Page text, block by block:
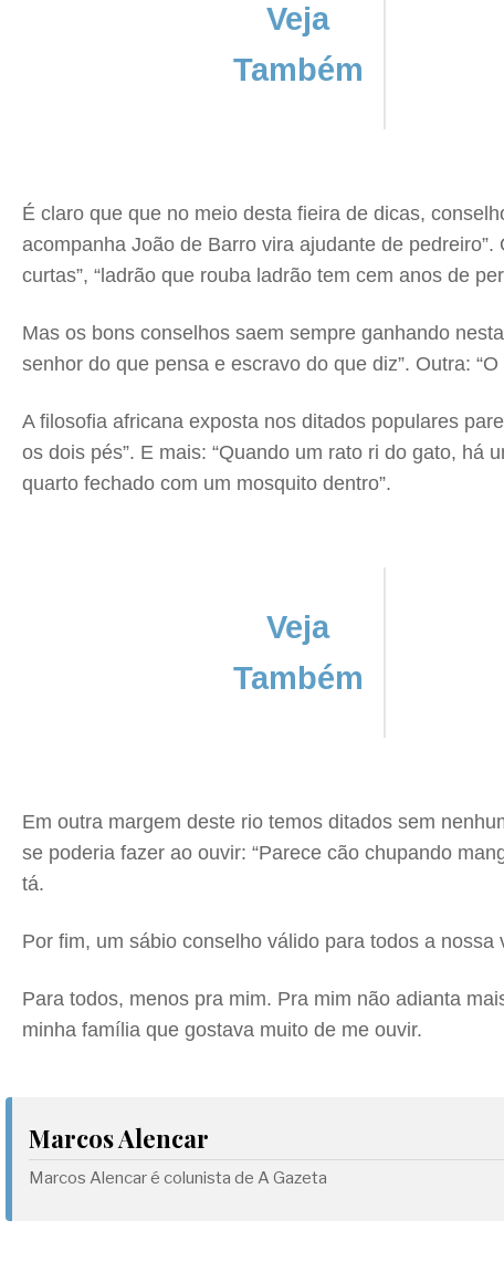
Veja
Também
É claro que que no meio desta fieira de dicas,
acompanha João de Barro vira ajudante de pedreiro”.
curtas”, “ladrão que rouba ladrão tem cem anos de
Mas os bons conselhos saem sempre ganhando
senhor do que pensa e escravo do que diz”. Outra:
A filosofia africana exposta nos ditados populares
os dois pés”. E mais: “Quando um rato ri do gato, há
quarto fechado com um mosquito dentro”.
Veja
Também
Em outra margem deste rio temos ditados sem
se poderia fazer ao ouvir: “Parece cão chupando
tá.
Por fim, um sábio conselho válido para todos a nossa
Para todos, menos pra mim. Pra mim não adianta
minha família que gostava muito de me ouvir.
Marcos Alencar
Marcos Alencar é colunista de A Gazeta